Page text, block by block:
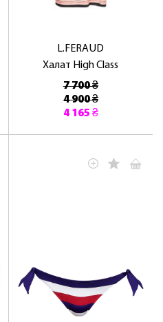
L.FERAUD
Халат High Class
7 700 ₴
4 900 ₴
4 165 ₴